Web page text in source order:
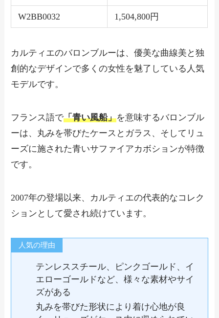
W2BB0032 1,504,800円
カルティエのバロンブルーは、優美な曲線美と独
創的なデザインで多くの女性を魅了している人気
モデルです。
フランス語で「青い風船」を意味するバロンブル
ーは、丸みを帯びたケースとガラス、そしてリュ
ーズに施された青いサファイアカボションが特徴
です。
2007年の登場以来、カルティエの代表的なコレク
ションとして愛され続けています。
人気の理由
テンレススチール、ピンクゴールド、イ
エローゴールドなど、様々な素材やサイ
ズがある
丸みを帯びた形状により着け心地が良